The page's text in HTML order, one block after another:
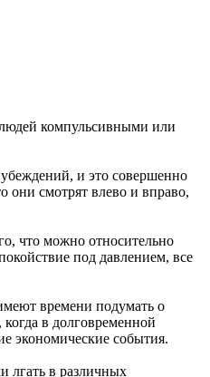
компульсивными или
и это совершенно
они смотрят влево и вправо,
что можно относительно
под давлением, все
времени подумать о
в долговременной
экономические события.
лгать в различных